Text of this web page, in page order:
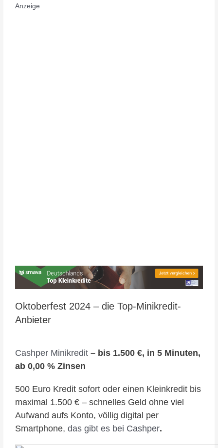
Anzeige
Oktoberfest 2024 – die Top-Minikredit-
Anbieter
Cashper Minikredit – bis 1.500 €, in 5 Minuten,
ab 0,00 % Zinsen
500 Euro Kredit sofort oder einen Kleinkredit bis
maximal 1.500 € – schnelles Geld ohne viel
Aufwand aufs Konto, völlig digital per
Smartphone,das gibt es bei Cashper.